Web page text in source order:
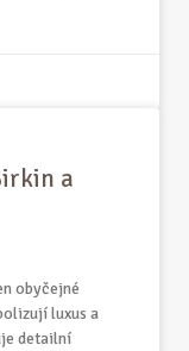
a
obyčejné
luxus a
detailní